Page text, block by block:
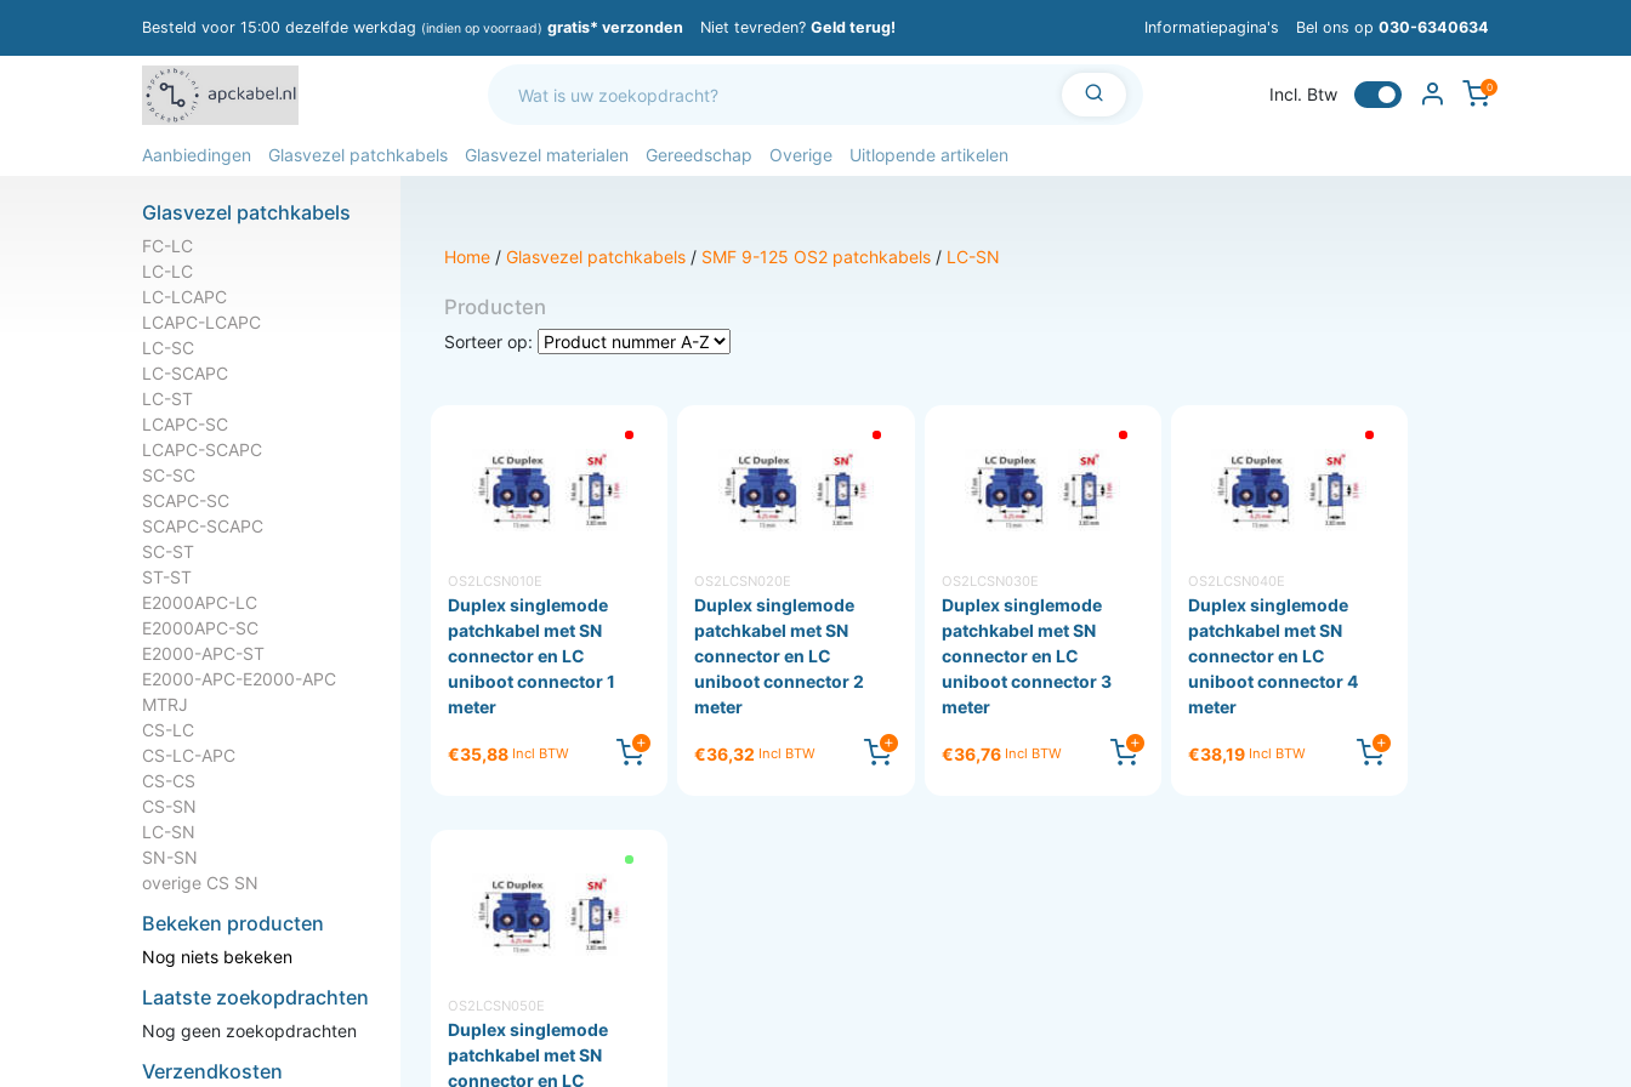
Besteld voor 15:00 dezelfde werkdag (indien op voorraad) gratis* verzonden Niet tevreden? Geld terug! Informatiepagina's Bel ons op 030-6340634
Incl. Btw 0
Aanbiedingen Glasvezel patchkabels Glasvezel materialen Gereedschap Overige Uitlopende artikelen
Glasvezel patchkabels
FC-LC
LC-LC
LC-LCAPC
LCAPC-LCAPC
LC-SC
LC-SCAPC
LC-ST
LCAPC-SC
LCAPC-SCAPC
SC-SC
SCAPC-SC
SCAPC-SCAPC
SC-ST
ST-ST
E2000APC-LC
E2000APC-SC
E2000-APC-ST
E2000-APC-E2000-APC
MTRJ
CS-LC
CS-LC-APC
CS-CS
CS-SN
LC-SN
SN-SN
overige CS SN
Bekeken producten
Nog niets bekeken
Laatste zoekopdrachten
Nog geen zoekopdrachten
Verzendkosten
Home / Glasvezel patchkabels / SMF 9-125 OS2 patchkabels / LC-SN
Producten
Sorteer op:
OS2LCSN010E
Duplex singlemode
patchkabel met SN
connector en LC
uniboot connector 1
meter
€35,88 Incl BTW
OS2LCSN020E
Duplex singlemode
patchkabel met SN
connector en LC
uniboot connector 2
meter
€36,32 Incl BTW
OS2LCSN030E
Duplex singlemode
patchkabel met SN
connector en LC
uniboot connector 3
meter
€36,76 Incl BTW
OS2LCSN040E
Duplex singlemode
patchkabel met SN
connector en LC
uniboot connector 4
meter
€38,19 Incl BTW
OS2LCSN050E
Duplex singlemode
patchkabel met SN
connector en LC